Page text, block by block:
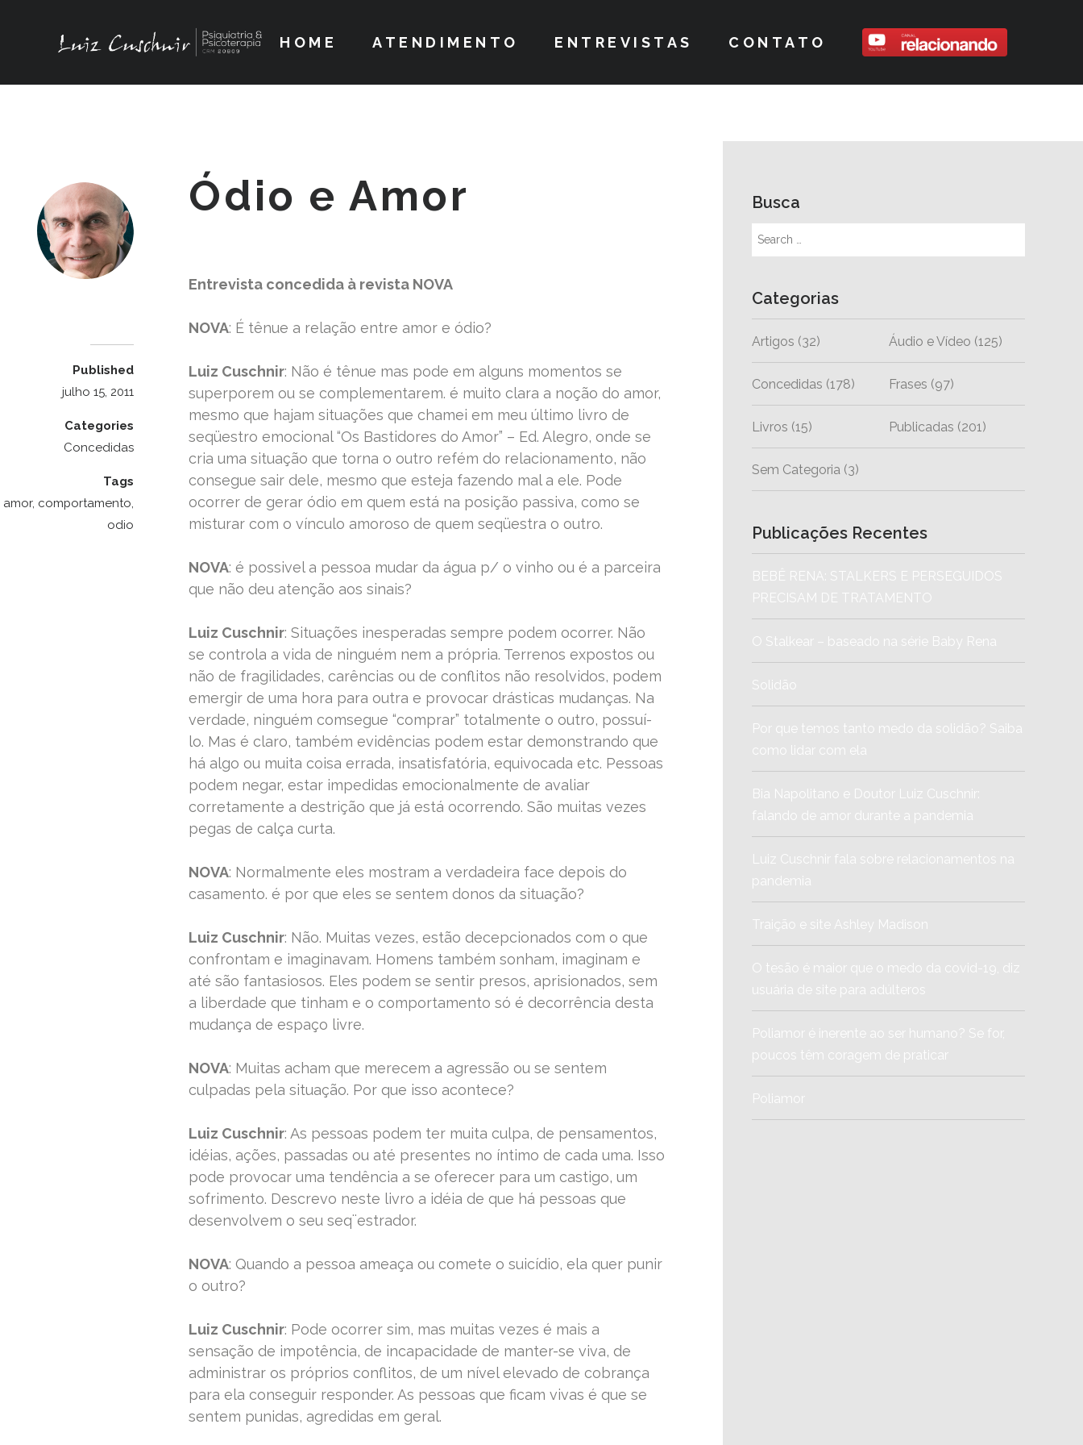
HOME ATENDIMENTO ENTREVISTAS CONTATO
Ódio e Amor
Entrevista concedida à revista NOVA
NOVA: É tênue a relação entre amor e ódio?
Luiz Cuschnir: Não é tênue mas pode em alguns momentos se
superporem ou se complementarem. é muito clara a noção do amor,
mesmo que hajam situações que chamei em meu último livro de
seqüestro emocional “Os Bastidores do Amor” – Ed. Alegro, onde se
cria uma situação que torna o outro refém do relacionamento, não
consegue sair dele, mesmo que esteja fazendo mal a ele. Pode
ocorrer de gerar ódio em quem está na posição passiva, como se
misturar com o vínculo amoroso de quem seqüestra o outro.
NOVA: é possivel a pessoa mudar da água p/ o vinho ou é a parceira
que não deu atenção aos sinais?
Luiz Cuschnir: Situações inesperadas sempre podem ocorrer. Não
se controla a vida de ninguém nem a própria. Terrenos expostos ou
não de fragilidades, carências ou de conflitos não resolvidos, podem
emergir de uma hora para outra e provocar drásticas mudanças. Na
verdade, ninguém comsegue “comprar” totalmente o outro, possuí-
lo. Mas é claro, também evidências podem estar demonstrando que
há algo ou muita coisa errada, insatisfatória, equivocada etc. Pessoas
podem negar, estar impedidas emocionalmente de avaliar
corretamente a destrição que já está ocorrendo. São muitas vezes
pegas de calça curta.
NOVA: Normalmente eles mostram a verdadeira face depois do
casamento. é por que eles se sentem donos da situação?
Luiz Cuschnir: Não. Muitas vezes, estão decepcionados com o que
confrontam e imaginavam. Homens também sonham, imaginam e
até são fantasiosos. Eles podem se sentir presos, aprisionados, sem
a liberdade que tinham e o comportamento só é decorrência desta
mudança de espaço livre.
NOVA: Muitas acham que merecem a agressão ou se sentem
culpadas pela situação. Por que isso acontece?
Luiz Cuschnir: As pessoas podem ter muita culpa, de pensamentos,
idéias, ações, passadas ou até presentes no íntimo de cada uma. Isso
pode provocar uma tendência a se oferecer para um castigo, um
sofrimento. Descrevo neste livro a idéia de que há pessoas que
desenvolvem o seu seq¨estrador.
NOVA: Quando a pessoa ameaça ou comete o suicídio, ela quer punir
o outro?
Luiz Cuschnir: Pode ocorrer sim, mas muitas vezes é mais a
sensação de impotência, de incapacidade de manter-se viva, de
administrar os próprios conflitos, de um nível elevado de cobrança
para ela conseguir responder. As pessoas que ficam vivas é que se
sentem punidas, agredidas em geral.
Published
julho 15, 2011
Categories
Concedidas
Tags
amor, comportamento,
odio
Busca
Categorias
Artigos (32) Áudio e Vídeo (125)
Concedidas (178) Frases (97)
Livros (15) Publicadas (201)
Sem Categoria (3)
Publicações Recentes
BEBÊ RENA: STALKERS E PERSEGUIDOS
PRECISAM DE TRATAMENTO
O Stalkear – baseado na série Baby Rena
Solidão
Por que temos tanto medo da solidão? Saiba
como lidar com ela
Bia Napolitano e Doutor Luiz Cuschnir:
falando de amor durante a pandemia
Luiz Cuschnir fala sobre relacionamentos na
pandemia
Traição e site Ashley Madison
O tesão é maior que o medo da covid-19, diz
usuária de site para adúlteros
Poliamor é inerente ao ser humano? Se for,
poucos têm coragem de praticar
Poliamor